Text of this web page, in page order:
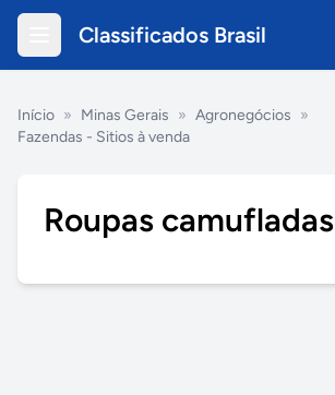
Classificados Brasil
Início » Minas Gerais » Agronegócios »
Fazendas - Sitios à venda
Roupas camufladas